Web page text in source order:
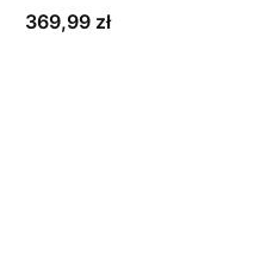
Cena
369,99 zł